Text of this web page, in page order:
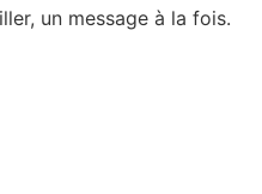
un message à la fois.